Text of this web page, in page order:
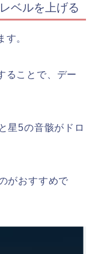
ベルを上げる
。
ることで、デー
星5の音骸がドロ
がおすすめで